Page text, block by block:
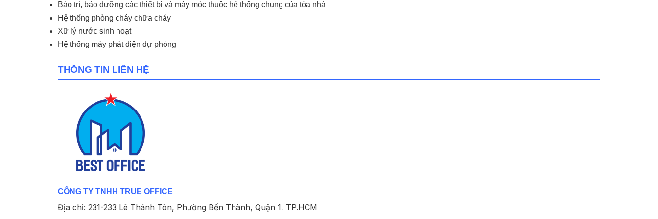
Bảo trì, bảo dưỡng các thiết bị và máy móc thuộc hệ thống chung của tòa nhà
Hệ thống phòng cháy chữa cháy
Xữ lý nước sinh hoạt
Hệ thống máy phát điện dự phòng
THÔNG TIN LIÊN HỆ
CÔNG TY TNHH TRUE OFFICE
Địa chỉ: 231-233 Lê Thánh Tôn, Phường Bến Thành, Quận 1, TP.HCM